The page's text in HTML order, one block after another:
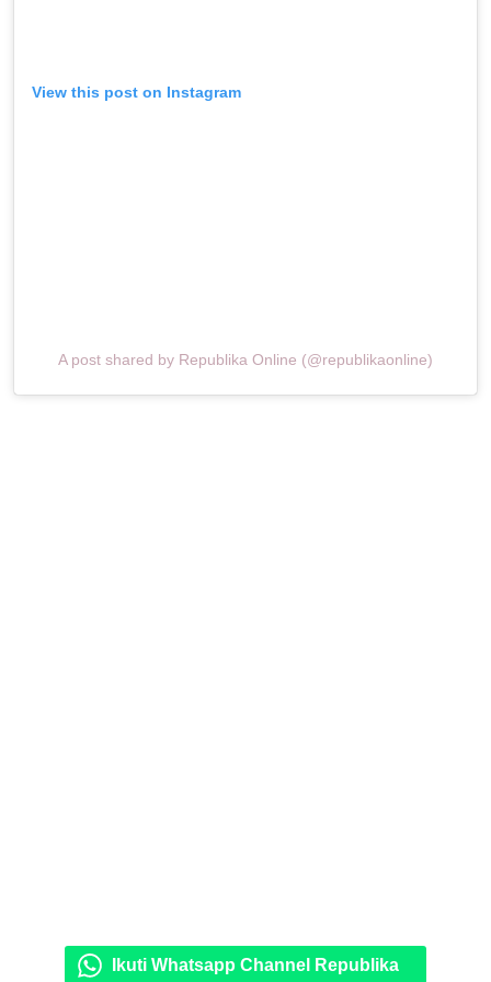
View this post on Instagram
A post shared by Republika Online (@republikaonline)
Ikuti Whatsapp Channel Republika